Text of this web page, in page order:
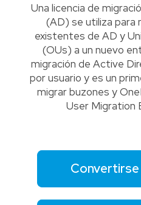
Una licencia de
(AD) se utiliza para
existentes de AD y
(OUs) a un nuevo
migración de Active
por usuario y es un
migrar buzones y
User Migration